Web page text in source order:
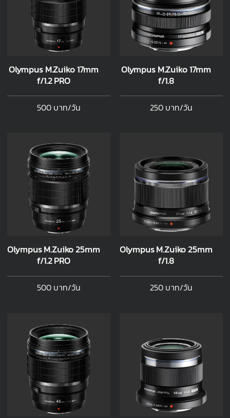
Olympus M.Zuiko 17mm
f/1.2 PRO
500 บาท/วัน
Olympus M.Zuiko 17mm
f/1.8
250 บาท/วัน
Olympus M.Zuiko 25mm
f/1.2 PRO
500 บาท/วัน
Olympus M.Zuiko 25mm
f/1.8
250 บาท/วัน